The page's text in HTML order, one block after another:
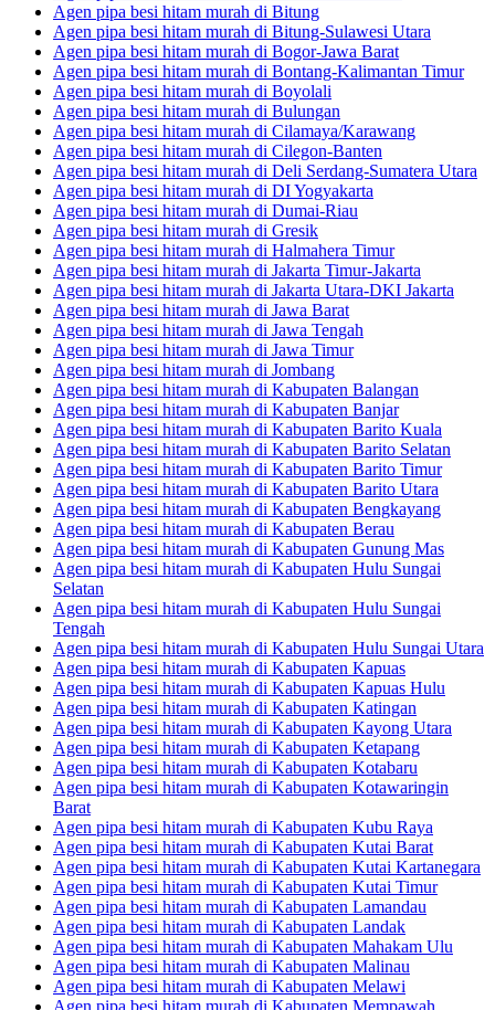
Agen pipa besi hitam murah di Bitung
Agen pipa besi hitam murah di Bitung-Sulawesi Utara
Agen pipa besi hitam murah di Bogor-Jawa Barat
Agen pipa besi hitam murah di Bontang-Kalimantan Timur
Agen pipa besi hitam murah di Boyolali
Agen pipa besi hitam murah di Bulungan
Agen pipa besi hitam murah di Cilamaya/Karawang
Agen pipa besi hitam murah di Cilegon-Banten
Agen pipa besi hitam murah di Deli Serdang-Sumatera Utara
Agen pipa besi hitam murah di DI Yogyakarta
Agen pipa besi hitam murah di Dumai-Riau
Agen pipa besi hitam murah di Gresik
Agen pipa besi hitam murah di Halmahera Timur
Agen pipa besi hitam murah di Jakarta Timur-Jakarta
Agen pipa besi hitam murah di Jakarta Utara-DKI Jakarta
Agen pipa besi hitam murah di Jawa Barat
Agen pipa besi hitam murah di Jawa Tengah
Agen pipa besi hitam murah di Jawa Timur
Agen pipa besi hitam murah di Jombang
Agen pipa besi hitam murah di Kabupaten Balangan
Agen pipa besi hitam murah di Kabupaten Banjar
Agen pipa besi hitam murah di Kabupaten Barito Kuala
Agen pipa besi hitam murah di Kabupaten Barito Selatan
Agen pipa besi hitam murah di Kabupaten Barito Timur
Agen pipa besi hitam murah di Kabupaten Barito Utara
Agen pipa besi hitam murah di Kabupaten Bengkayang
Agen pipa besi hitam murah di Kabupaten Berau
Agen pipa besi hitam murah di Kabupaten Gunung Mas
Agen pipa besi hitam murah di Kabupaten Hulu Sungai
Selatan
Agen pipa besi hitam murah di Kabupaten Hulu Sungai
Tengah
Agen pipa besi hitam murah di Kabupaten Hulu Sungai Utara
Agen pipa besi hitam murah di Kabupaten Kapuas
Agen pipa besi hitam murah di Kabupaten Kapuas Hulu
Agen pipa besi hitam murah di Kabupaten Katingan
Agen pipa besi hitam murah di Kabupaten Kayong Utara
Agen pipa besi hitam murah di Kabupaten Ketapang
Agen pipa besi hitam murah di Kabupaten Kotabaru
Agen pipa besi hitam murah di Kabupaten Kotawaringin
Barat
Agen pipa besi hitam murah di Kabupaten Kubu Raya
Agen pipa besi hitam murah di Kabupaten Kutai Barat
Agen pipa besi hitam murah di Kabupaten Kutai Kartanegara
Agen pipa besi hitam murah di Kabupaten Kutai Timur
Agen pipa besi hitam murah di Kabupaten Lamandau
Agen pipa besi hitam murah di Kabupaten Landak
Agen pipa besi hitam murah di Kabupaten Mahakam Ulu
Agen pipa besi hitam murah di Kabupaten Malinau
Agen pipa besi hitam murah di Kabupaten Melawi